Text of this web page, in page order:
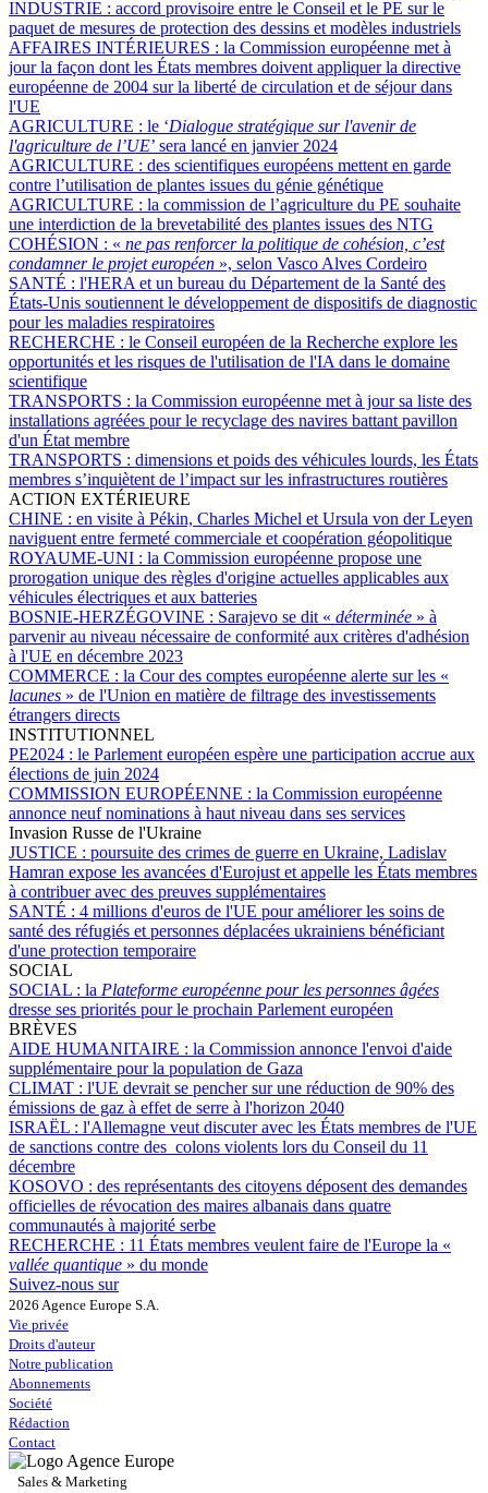
INDUSTRIE : accord provisoire entre le Conseil et le PE sur le
paquet de mesures de protection des dessins et modèles industriels
AFFAIRES INTÉRIEURES : la Commission européenne met à
jour la façon dont les États membres doivent appliquer la directive
européenne de 2004 sur la liberté de circulation et de séjour dans
l'UE
AGRICULTURE : le ‘Dialogue stratégique sur l'avenir de
l'agriculture de l’UE’ sera lancé en janvier 2024
AGRICULTURE : des scientifiques européens mettent en garde
contre l’utilisation de plantes issues du génie génétique
AGRICULTURE : la commission de l’agriculture du PE souhaite
une interdiction de la brevetabilité des plantes issues des NTG
COHÉSION : « ne pas renforcer la politique de cohésion, c’est
condamner le projet européen », selon Vasco Alves Cordeiro
SANTÉ : l'HERA et un bureau du Département de la Santé des
États-Unis soutiennent le développement de dispositifs de diagnostic
pour les maladies respiratoires
RECHERCHE : le Conseil européen de la Recherche explore les
opportunités et les risques de l'utilisation de l'IA dans le domaine
scientifique
TRANSPORTS : la Commission européenne met à jour sa liste des
installations agréées pour le recyclage des navires battant pavillon
d'un État membre
TRANSPORTS : dimensions et poids des véhicules lourds, les États
membres s’inquiètent de l’impact sur les infrastructures routières
ACTION EXTÉRIEURE
CHINE : en visite à Pékin, Charles Michel et Ursula von der Leyen
naviguent entre fermeté commerciale et coopération géopolitique
ROYAUME-UNI : la Commission européenne propose une
prorogation unique des règles d'origine actuelles applicables aux
véhicules électriques et aux batteries
BOSNIE-HERZÉGOVINE : Sarajevo se dit « déterminée » à
parvenir au niveau nécessaire de conformité aux critères d'adhésion
à l'UE en décembre 2023
COMMERCE : la Cour des comptes européenne alerte sur les «
lacunes » de l'Union en matière de filtrage des investissements
étrangers directs
INSTITUTIONNEL
PE2024 : le Parlement européen espère une participation accrue aux
élections de juin 2024
COMMISSION EUROPÉENNE : la Commission européenne
annonce neuf nominations à haut niveau dans ses services
Invasion Russe de l'Ukraine
JUSTICE : poursuite des crimes de guerre en Ukraine, Ladislav
Hamran expose les avancées d'Eurojust et appelle les États membres
à contribuer avec des preuves supplémentaires
SANTÉ : 4 millions d'euros de l'UE pour améliorer les soins de
santé des réfugiés et personnes déplacées ukrainiens bénéficiant
d'une protection temporaire
SOCIAL
SOCIAL : la Plateforme européenne pour les personnes âgées
dresse ses priorités pour le prochain Parlement européen
BRÈVES
AIDE HUMANITAIRE : la Commission annonce l'envoi d'aide
supplémentaire pour la population de Gaza
CLIMAT : l'UE devrait se pencher sur une réduction de 90% des
émissions de gaz à effet de serre à l'horizon 2040
ISRAËL : l'Allemagne veut discuter avec les États membres de l'UE
de sanctions contre des colons violents lors du Conseil du 11
décembre
KOSOVO : des représentants des citoyens déposent des demandes
officielles de révocation des maires albanais dans quatre
communautés à majorité serbe
RECHERCHE : 11 États membres veulent faire de l'Europe la «
vallée quantique » du monde
Suivez-nous sur
2026 Agence Europe S.A.
Vie privée
Droits d'auteur
Notre publication
Abonnements
Société
Rédaction
Contact
Sales & Marketing